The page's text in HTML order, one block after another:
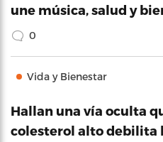
une música, salud y
0
Vida y Bienestar
Hallan una vía oculta
colesterol alto debilita